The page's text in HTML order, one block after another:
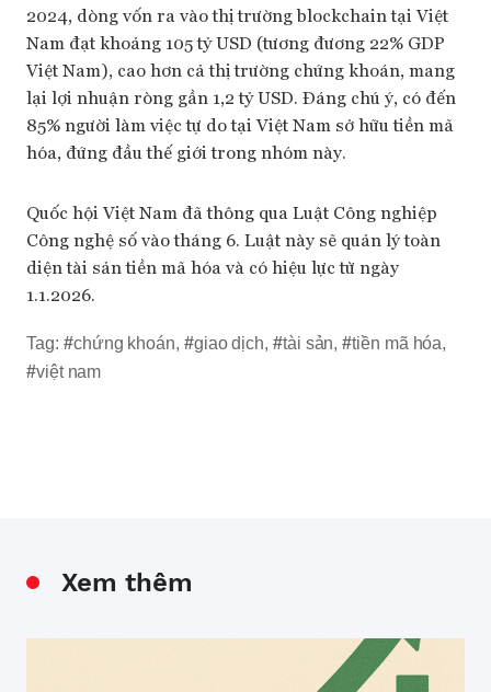
2024, dòng vốn ra vào thị trường blockchain tại Việt
Nam đạt khoảng 105 tỷ USD (tương đương 22% GDP
Việt Nam), cao hơn cả thị trường chứng khoán, mang
lại lợi nhuận ròng gần 1,2 tỷ USD. Đáng chú ý, có đến
85% người làm việc tự do tại Việt Nam sở hữu tiền mã
hóa, đứng đầu thế giới trong nhóm này.
Quốc hội Việt Nam đã thông qua Luật Công nghiệp
Công nghệ số vào tháng 6. Luật này sẽ quản lý toàn
diện tài sản tiền mã hóa và có hiệu lực từ ngày
1.1.2026.
Tag: #chứng khoán, #giao dịch,#tài sản,#tiền mã hóa,
#việt nam
Xem thêm